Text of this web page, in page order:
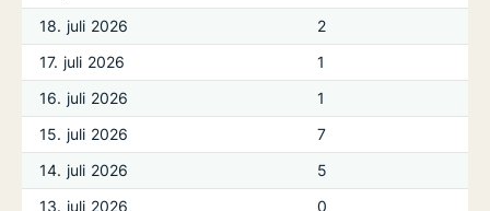
18. juli 2026
2
17. juli 2026
1
16. juli 2026
1
15. juli 2026
7
14. juli 2026
5
13. juli 2026
0